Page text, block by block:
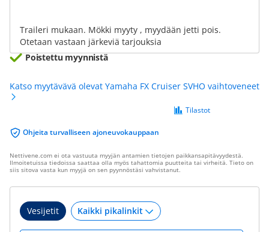
Traileri mukaan. Mökki myyty , myydään jetti pois.
Otetaan vastaan järkeviä tarjouksia
Poistettu myynnistä
Katso myytävävä olevat Yamaha FX Cruiser SVHO vaihtoveneet
Ohjeita turvalliseen ajoneuvokauppaan
Tilastot
Nettivene.com ei ota vastuuta myyjän antamien tietojen paikkansapitävyydestä.
Ilmoitetuissa tiedoissa saattaa olla myös tahattomia puutteita tai virheitä. Tieto on
siis sitova vasta kun myyjä on sen pyynnöstäsi vahvistanut.
Vesijetit